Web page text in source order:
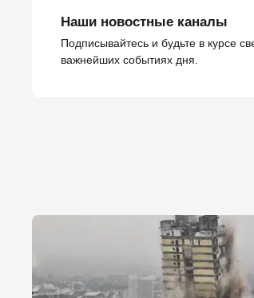
Наши новостные каналы
Подписывайтесь и будьте в курсе
важнейших событиях дня.